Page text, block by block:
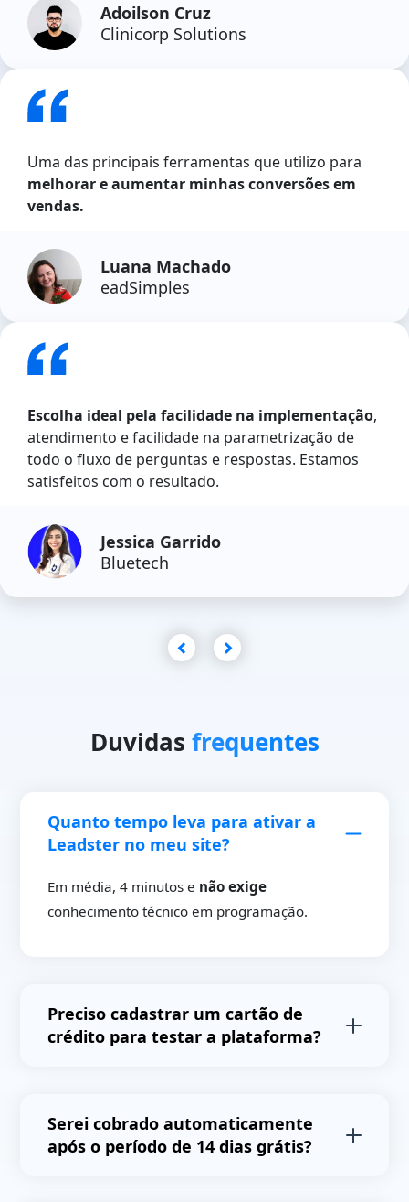
Adoilson Cruz
Clinicorp Solutions
Uma das principais ferramentas que utilizo para
melhorar e aumentar minhas conversões em
vendas.
Luana Machado
eadSimples
Escolha ideal pela facilidade na implementação,
atendimento e facilidade na parametrização de
todo o fluxo de perguntas e respostas. Estamos
satisfeitos com o resultado.
Jessica Garrido
Bluetech
Duvidas frequentes
Quanto tempo leva para ativar a
Leadster no meu site?
Em média, 4 minutos e não exige
conhecimento técnico em programação.
Preciso cadastrar um cartão de
crédito para testar a plataforma?
cobranças automáticas após o final do período
de testes.
Serei cobrado automaticamente
após o período de 14 dias grátis?